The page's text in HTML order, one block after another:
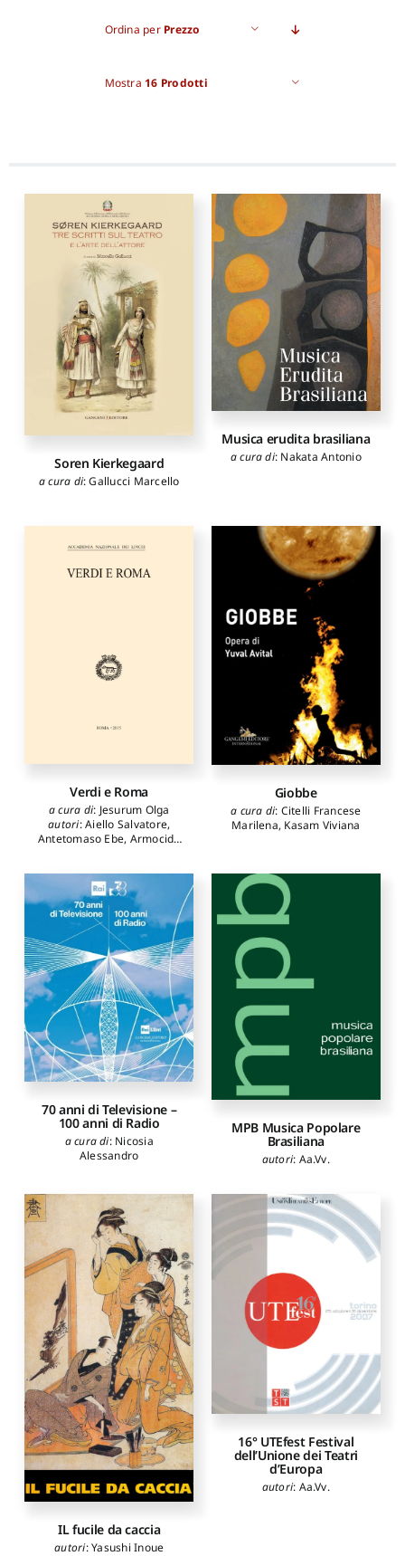
Ordina per Prezzo
Mostra 16 Prodotti
Soren Kierkegaard
a cura di:Gallucci Marcello
Musica erudita brasiliana
a cura di: Nakata Antonio
Verdi e Roma
a cura di: Jesurum Olga
autori:Aiello Salvatore,
Antetomaso Ebe, Armocida
de Azevedo Paola
Monica,Critelli Maria Pia
Engelhardt Markus,Gobbi
Cecilia, Guandalini Gina,
Jesurum Olga,
Manetti
Elena,Pestelli Giorgio,
Petrobelli Pierluigi ,Pistacchi
Massimo,Poma Carlo
Reggiani Francesco,Rosen
David,Rostagno Antonio,
Sala Emilio
Senici
Emanuele,Senofonte
Mariarosaria,Serianni Luca
Stacca Marco,Teodonio
Marcello,Viale Ferrero
Giobbe
a cura di: Citelli Francese
Marilena, Kasam Viviana
70 anni di Televisione –
100 anni di Radio
a cura di: Nicosia
Alessandro
MPB Musica Popolare
Brasiliana
autori: Aa.Vv.
IL fucile da caccia
autori:Yasushi Inoue
16° UTEfest Festival
dell’Unione dei Teatri
d’Europa
autori: Aa.Vv.